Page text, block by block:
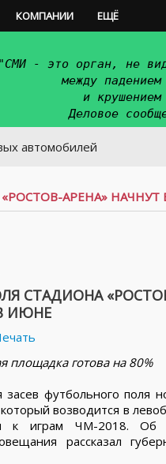
КОМПАНИИ ЕЩЁ
"СМИ - это орган, не
между
и крушением
Деловое
АРЕНА»
СТАДИОНА
ИЮНЕ
площадка готова на 80%
футбольного поля
возводится в
к играм ЧМ-2018. Об
рассказал